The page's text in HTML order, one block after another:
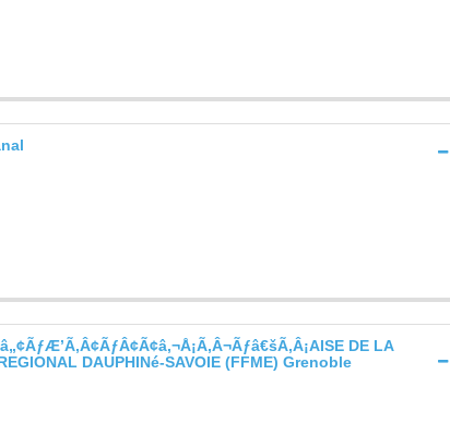
DE LA
DAUPHINé-SAVOIE (FFME) Grenoble